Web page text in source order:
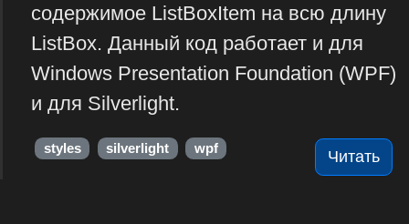
содержимое ListBoxItem на всю длину
ListBox. Данный код работает и для
Windows Presentation Foundation (WPF)
и для Silverlight.
Читать
styles silverlight wpf